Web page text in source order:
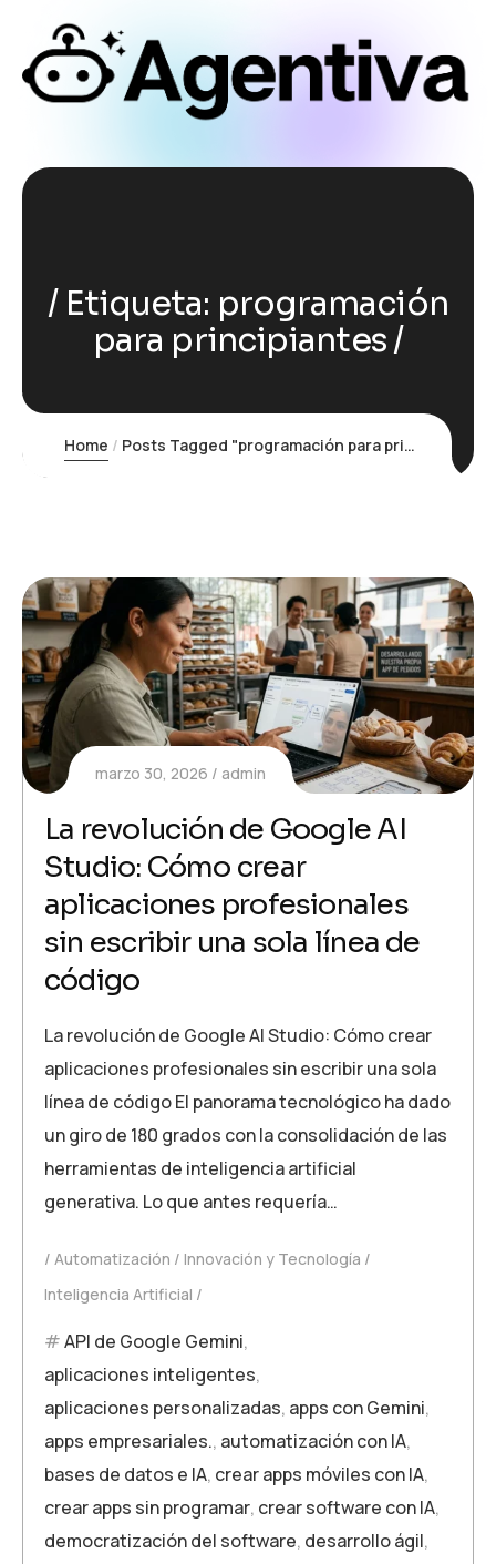
Etiqueta: programación
para principiantes
Home Posts Tagged "programación para principiantes"
marzo 30, 2026 admin
La revolución de Google AI
Studio: Cómo crear
aplicaciones profesionales
sin escribir una sola línea de
código
La revolución de Google AI Studio: Cómo crear
aplicaciones profesionales sin escribir una sola
línea de código El panorama tecnológico ha dado
un giro de 180 grados con la consolidación de las
herramientas de inteligencia artificial
generativa. Lo que antes requería…
Automatización
Innovación y Tecnología
Inteligencia Artificial
API de Google Gemini,
aplicaciones inteligentes,
aplicaciones personalizadas, apps con Gemini,
apps empresariales., automatización con IA,
bases de datos e IA, crear apps móviles con IA,
crear apps sin programar, crear software con IA,
democratización del software, desarrollo ágil,